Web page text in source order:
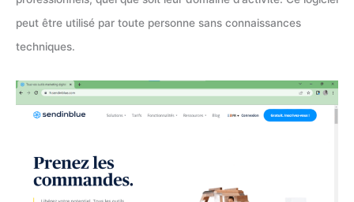
peut être utilisé par toute personne sans connaissances
techniques.